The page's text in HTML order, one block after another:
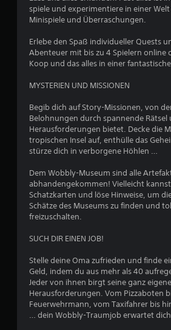
spiele und experimentiere in einer
Minispiele und Überraschungen.
Erlebe den Spaß individueller Quests
Abenteuer mit bis zu 4 Spielern online
Koop und das alles in einer
MYSTERIEN UND MISSIONEN
Begib dich auf Story-Missionen, von
Belohnungen durch spannende Rätsel
Herausforderungen bietet. Decke die
tropischen Insel auf, enthülle das
stürze dich in verborgene Höhlen …
Dem Wobbly-Museum sind alle
abhandengekommen! Vielleicht
Schatzkarten und löse Hinweise, um
Schätze des Museums zu finden und
freizuschalten.
SUCH DIR EINEN JOB!
Stelle deine Oma zufrieden und finde
Geld, indem du aus mehr als 40
Jeder von ihnen birgt seine ganz
Herausforderungen. Vom Pizzaboten
Feuerwehrmann, vom Taxifahrer bis
… dein Wobbly-Traumjob erwartet